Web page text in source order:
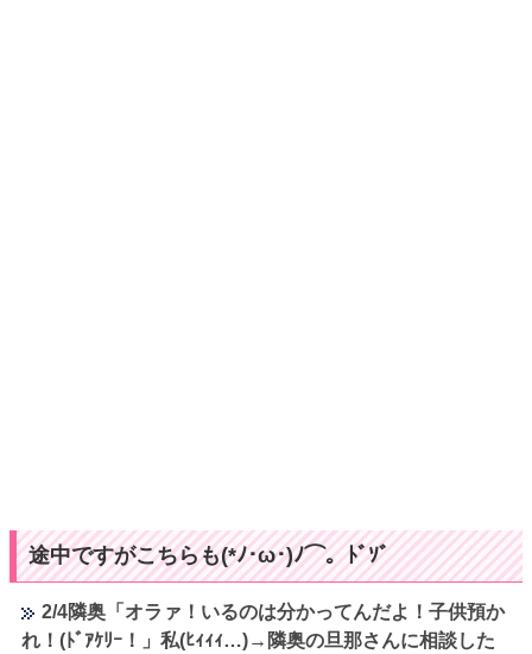
途中ですがこちらも(*ﾉ･ω･)ﾉ⌒。ﾄﾞｿﾞ
2/4隣奥「オラァ！いるのは分かってんだよ！子供預か
れ！(ﾄﾞｱｹﾘｰ！」私(ﾋｨｨｨ…)→隣奥の旦那さんに相談した